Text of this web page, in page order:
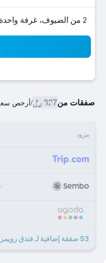
2 من الضيوف، غرفة واحدة
صفقات من327 ﷼ /أرخص سعر
مزود
53 صفقة إضافية لـ فندق رويمر أمستردام